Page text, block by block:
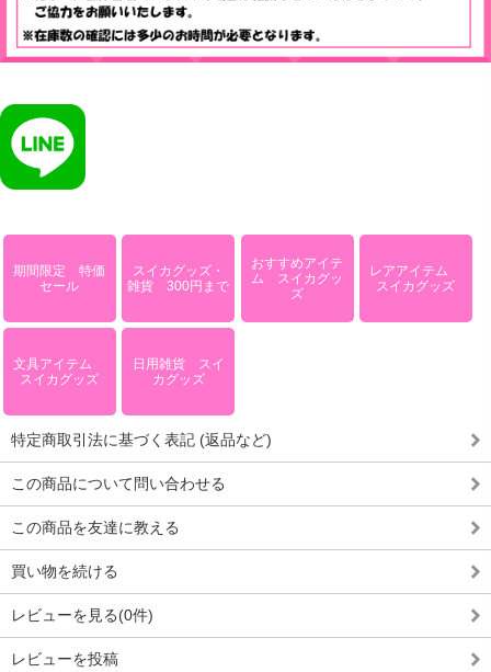
期間限定 特価
セール
スイカグッズ・
雑貨 300円まで
おすすめアイテ
ム スイカグッ
ズ
レアアイテム
スイカグッズ
文具アイテム
スイカグッズ
日用雑貨 スイ
カグッズ
特定商取引法に基づく表記 (返品など)
この商品について問い合わせる
この商品を友達に教える
買い物を続ける
レビューを見る(0件)
レビューを投稿